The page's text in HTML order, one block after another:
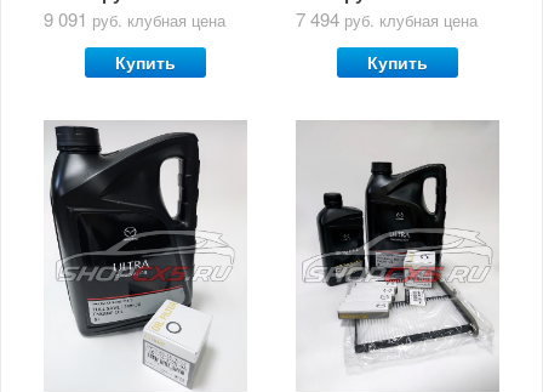
9 091 руб. клубная цена
Купить
7 494 руб. клубная цена
Купить